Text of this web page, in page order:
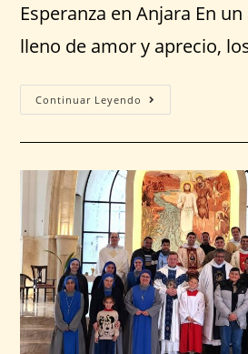
Esperanza en Anjara En
lleno de amor y aprecio,
Continuar Leyendo